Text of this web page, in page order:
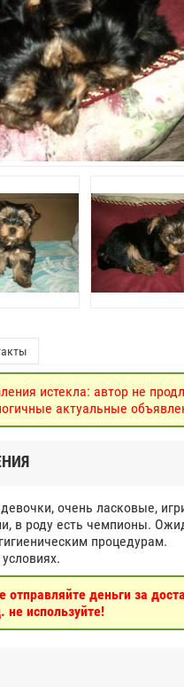
истекла: автор не
актуальные
очень ласковые,
в роду есть чемпионы.
процедурам.
деньги за
не используйте!